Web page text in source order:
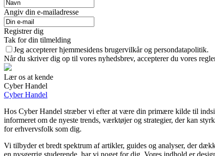
Angiv din e-mailadresse
Registrer dig
Tak for din tilmelding
Jeg accepterer hjemmesidens brugervilkår og persondatapolitik.
Når du skriver dig op til vores nyhedsbrev, accepterer du vores
Lær os at kende
Cyber Handel
Cyber Handel
Hos Cyber Handel stræber vi efter at være din primære kilde til
informeret om de nyeste trends, værktøjer og strategier, der kan
for erhvervsfolk som dig.
Vi tilbyder et bredt spektrum af artikler, guides og analyser, der